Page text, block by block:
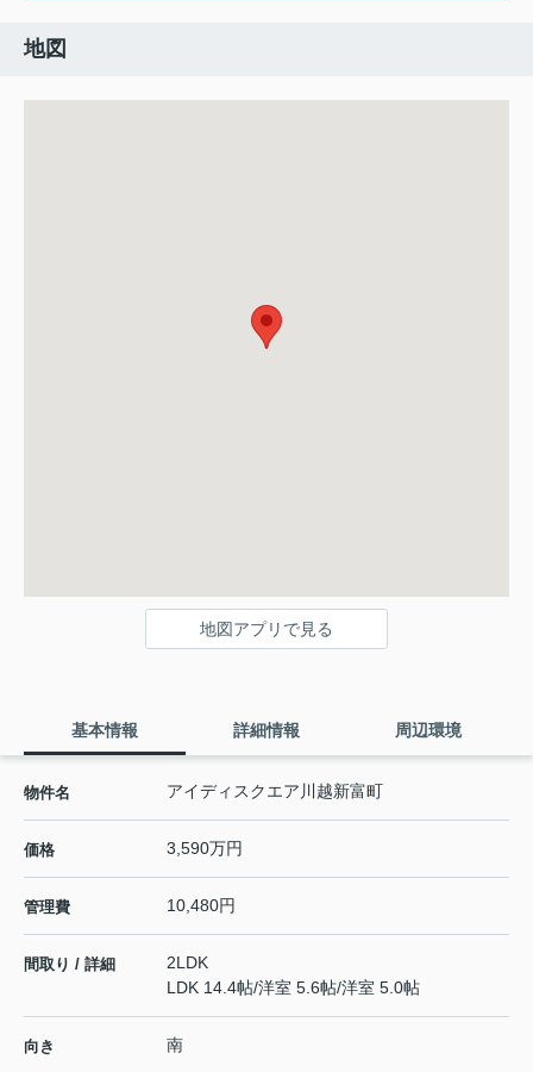
地図
地図アプリで見る
基本情報 詳細情報 周辺環境
物件名 アイディスクエア川越新富町
価格 3,590万円
管理費 10,480円
間取り / 詳細
2LDK
LDK 14.4帖/洋室 5.6帖/洋室 5.0帖
向き 南